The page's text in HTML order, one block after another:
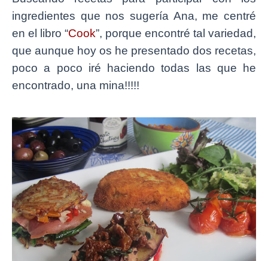
ingredientes que nos sugería Ana, me centré
en el libro “Cook”, porque encontré tal variedad,
que aunque hoy os he presentado dos recetas,
poco a poco iré haciendo todas las que he
encontrado, una mina!!!!!